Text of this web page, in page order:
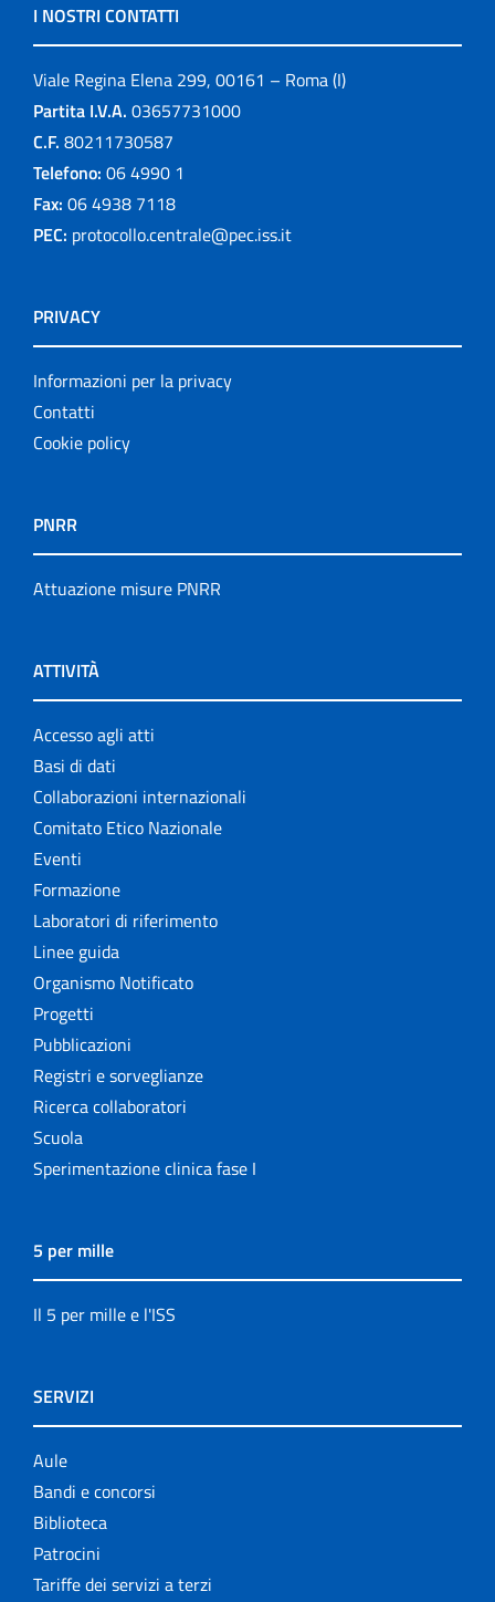
I NOSTRI CONTATTI
Viale Regina Elena 299, 00161 – Roma (I)
Partita I.V.A. 03657731000
C.F. 80211730587
Telefono: 06 4990 1
Fax: 06 4938 7118
PEC: protocollo.centrale@pec.iss.it
PRIVACY
Informazioni per la privacy
Contatti
Cookie policy
PNRR
Attuazione misure PNRR
ATTIVITÀ
Accesso agli atti
Basi di dati
Collaborazioni internazionali
Comitato Etico Nazionale
Eventi
Formazione
Laboratori di riferimento
Linee guida
Organismo Notificato
Progetti
Pubblicazioni
Registri e sorveglianze
Ricerca collaboratori
Scuola
Sperimentazione clinica fase I
5 per mille
Il 5 per mille e l'ISS
SERVIZI
Aule
Bandi e concorsi
Biblioteca
Patrocini
Tariffe dei servizi a terzi